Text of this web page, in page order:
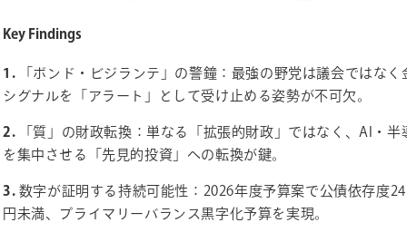
Key Findings
1.
「ボンド・ビジランテ」の警鐘：最強の野党は議会ではな
シグナルを「アラート」として受け止める姿勢が不可欠。
2.
「質」の財政転換：単なる「拡張的財政」ではなく、AI・
を集中させる「先見的投資」への転換が鍵。
3. 数字が証明する持続可能性：2026年度予算案で公債依存度
円未満、プライマリーバランス黒字化予算を実現。